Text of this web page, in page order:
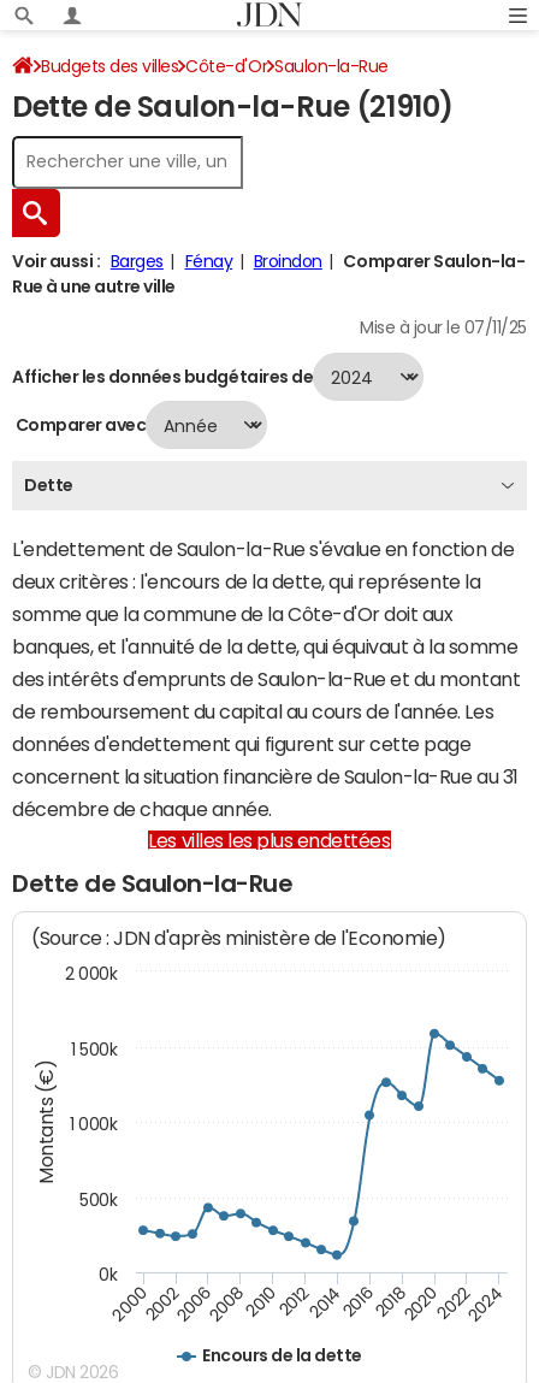
Budgets des villes Côte-d'Or Saulon-la-Rue
Dette au 31/12/2024
Dette de Saulon-la-Rue (21910)
Voir aussi : Barges Fénay Broindon
Comparer Saulon-la-
Rue à une autre ville
Mise à jour le 07/11/25
Afficher les données budgétaires de
Comparer avec
Dette
L'endettement de Saulon-la-Rue s'évalue en fonction de
deux critères : l'encours de la dette, qui représente la
somme que la commune de la Côte-d'Or doit aux
banques, et l'annuité de la dette, qui équivaut à la somme
des intérêts d'emprunts de Saulon-la-Rue et du montant
de remboursement du capital au cours de l'année. Les
données d'endettement qui figurent sur cette page
concernent la situation financière de Saulon-la-Rue au 31
décembre de chaque année.
Les villes les plus endettées
Dette de Saulon-la-Rue
Montants (€)
(Source : JDN d'après ministère de l'Economie)
Encours de la dette
200020022006200820102012201420162018202020222024
0k
500k
1 000k
1 500k
2 000k
© JDN 2026